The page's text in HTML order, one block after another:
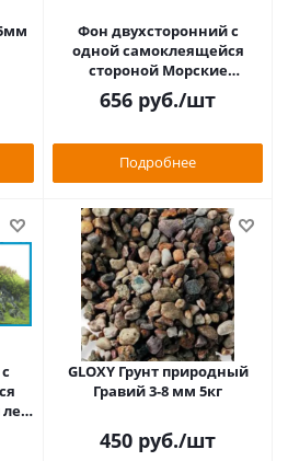
Фон двухсторонний с
одной самоклеящейся
стороной Морские
кораллы/Подводный мир
50x100см 9096-1+/9097
656 руб./шт
Подробнее
GLOXY Грунт природный
Гравий 3-8 мм 5кг
450 руб./шт